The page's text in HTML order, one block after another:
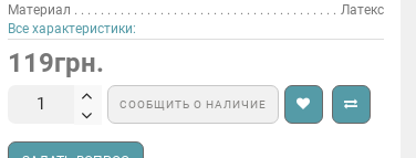
Материал
Латекс
Все характеристики:
119грн.
СООБЩИТЬ О НАЛИЧИЕ